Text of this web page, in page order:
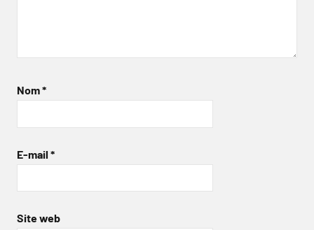
Nom*
E-mail *
Site web